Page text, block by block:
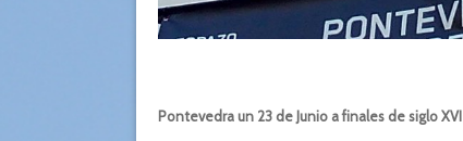
Pontevedra un 23 de Junio a finales de siglo XVI